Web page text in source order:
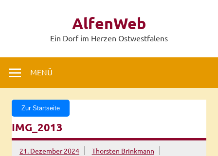
AlfenWeb
Ein Dorf im Herzen Ostwestfalens
MENÜ
Zur Startseite
IMG_2013
21. Dezember 2024
Thorsten Brinkmann